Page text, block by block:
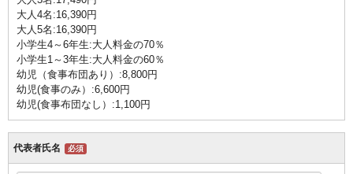
大人4名:16,390円
大人5名:16,390円
小学生4～6年生:大人料金の70％
小学生1～3年生:大人料金の60％
幼児（食事布団あり）:8,800円
幼児(食事のみ）:6,600円
幼児(食事布団なし）:1,100円
代表者氏名 必須